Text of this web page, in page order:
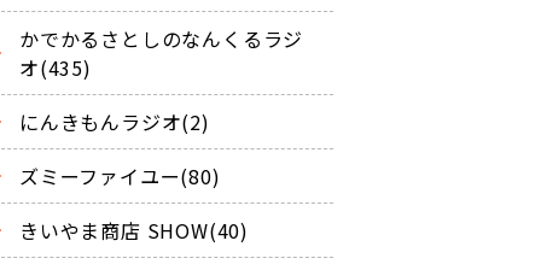
かでかるさとしのなんくるラジ
オ(435)
にんきもんラジオ(2)
ズミーファイユー(80)
きいやま商店 SHOW(40)